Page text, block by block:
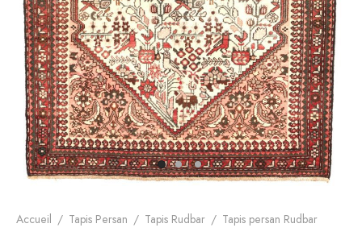
Accueil / Tapis Persan / Tapis Rudbar / Tapis persan Rudbar
de Hamadan
moderne